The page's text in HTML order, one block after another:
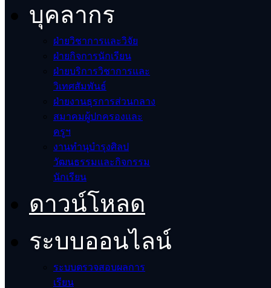
บุคลากร
ฝ่ายวิชาการและวิจัย
ฝ่ายกิจการนักเรียน
ฝ่ายบริการวิชาการและ
วิเทศสัมพันธ์
ฝ่ายงานธุรการส่วนกลาง
สมาคมผู้ปกครองและ
ครูฯ
งานทำนุบำรุงศิลป
วัฒนธรรมและกิจกรรม
นักเรียน
ดาวน์โหลด
ระบบออนไลน์
ระบบตรวจสอบผลการ
เรียน